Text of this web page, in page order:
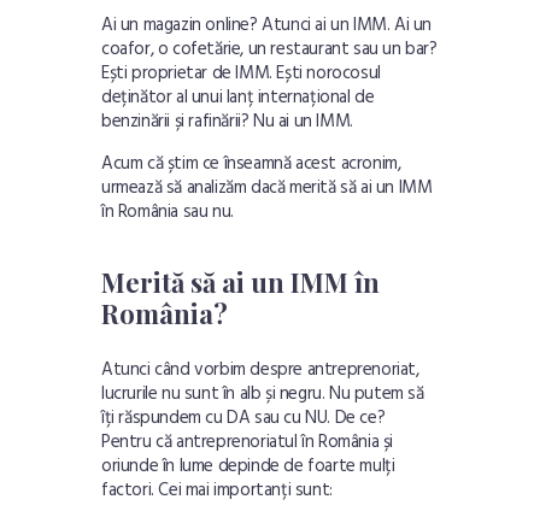
Ai un magazin online? Atunci ai un IMM. Ai un
coafor, o cofetărie, un restaurant sau un bar?
Ești proprietar de IMM. Ești norocosul
deținător al unui lanț internațional de
benzinării și rafinării? Nu ai un IMM.
Acum că știm ce înseamnă acest acronim,
urmează să analizăm dacă merită să ai un IMM
în România sau nu.
Merită să ai un IMM în
România?
Atunci când vorbim despre antreprenoriat,
lucrurile nu sunt în alb și negru. Nu putem să
îți răspundem cu DA sau cu NU. De ce?
Pentru că antreprenoriatul în România și
oriunde în lume depinde de foarte mulți
factori. Cei mai importanți sunt: